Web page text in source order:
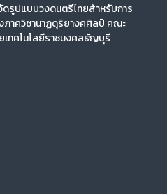
ดรูปแบบวงดนตรีไทยสำหรับการ
ภาควิชานาฏดุริยางคศิลป์ คณะ
ทคโนโลยีราชมงคลธัญบุรี